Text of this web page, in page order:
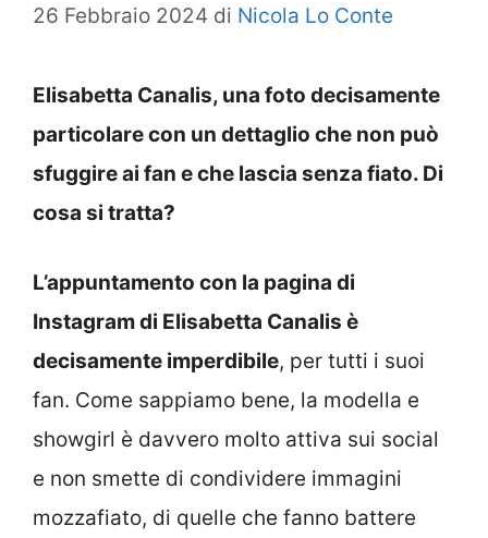
26 Febbraio 2024 di Nicola Lo Conte
Elisabetta Canalis, una foto decisamente
particolare con un dettaglio che non può
sfuggire ai fan e che lascia senza fiato. Di
cosa si tratta?
L’appuntamento con la pagina di
Instagram di Elisabetta Canalis è
decisamente imperdibile, per tutti i suoi
fan. Come sappiamo bene, la modella e
showgirl è davvero molto attiva sui social
e non smette di condividere immagini
mozzafiato, di quelle che fanno battere